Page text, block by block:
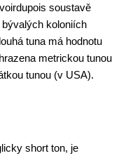
soustavě
koloniích
tuna má hodnotu
metrickou tunou
tunou (v USA).
short ton, je